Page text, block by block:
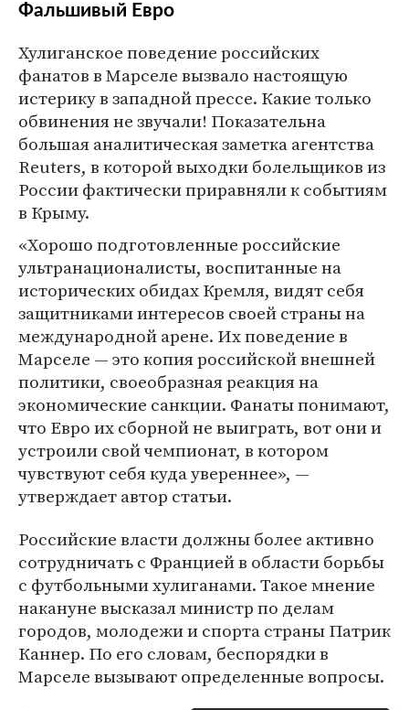
Фальшивый Евро
Хулиганское поведение российских
фанатов в Марселе вызвало настоящую
истерику в западной прессе. Какие только
обвинения не звучали! Показательна
большая аналитическая заметка агентства
Reuters, в которой выходки болельщиков из
России фактически приравняли к событиям
в Крыму.
«Хорошо подготовленные российские
ультранационалисты, воспитанные на
исторических обидах Кремля, видят себя
защитниками интересов своей страны на
международной арене. Их поведение в
Марселе — это копия российской внешней
политики, своеобразная реакция на
экономические санкции. Фанаты понимают,
что Евро их сборной не выиграть, вот они и
устроили свой чемпионат, в котором
чувствуют себя куда увереннее», —
утверждает автор статьи.
Российские власти должны более активно
сотрудничать с Францией в области борьбы
с футбольными хулиганами. Такое мнение
накануне высказал министр по делам
городов, молодежи и спорта страны Патрик
Каннер. По его словам, беспорядки в
Марселе вызывают определенные вопросы.